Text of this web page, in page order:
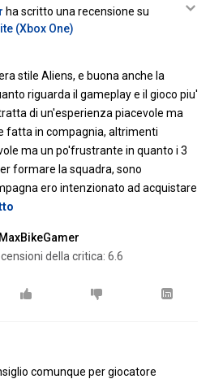
ha scritto una recensione su
(Xbox One)
stile Aliens, e buona anche la
riguarda il gameplay e il gioco piu'
di un'esperienza piacevole ma
fatta in compagnia, altrimenti
ma un po'frustrante in quanto i 3
formare la squadra, sono
ero intenzionato ad acquistare
della critica: 6.6
comunque per giocatore